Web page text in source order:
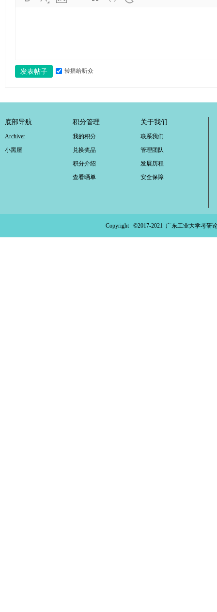
发表帖子 转播给听众
底部导航
Archiver
小黑屋
积分管理
我的积分
兑换奖品
积分介绍
查看晒单
关于我们
联系我们
管理团队
发展历程
安全保障
Copyright ©2017-2021 广东工业大学考研